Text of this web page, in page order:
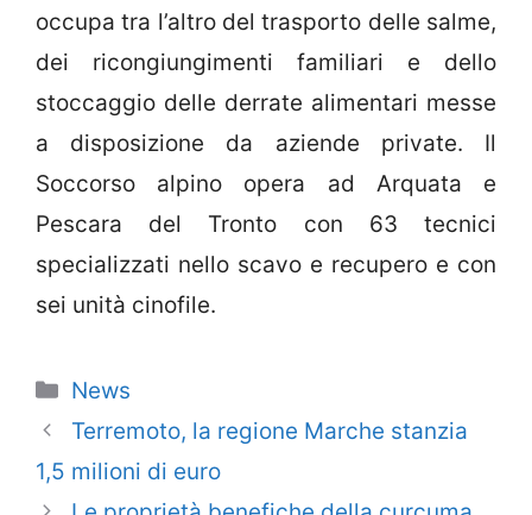
occupa tra l’altro del trasporto delle salme,
dei ricongiungimenti familiari e dello
stoccaggio delle derrate alimentari messe
a disposizione da aziende private. Il
Soccorso alpino opera ad Arquata e
Pescara del Tronto con 63 tecnici
specializzati nello scavo e recupero e con
sei unità cinofile.
Categorie
News
Terremoto, la regione Marche stanzia
1,5 milioni di euro